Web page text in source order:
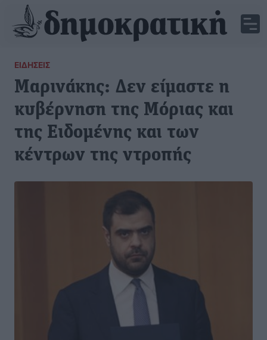
ΕΙΔΉΣΕΙΣ
Μαρινάκης: Δεν είμαστε η
κυβέρνηση της Μόριας και
της Ειδομένης και των
κέντρων της ντροπής